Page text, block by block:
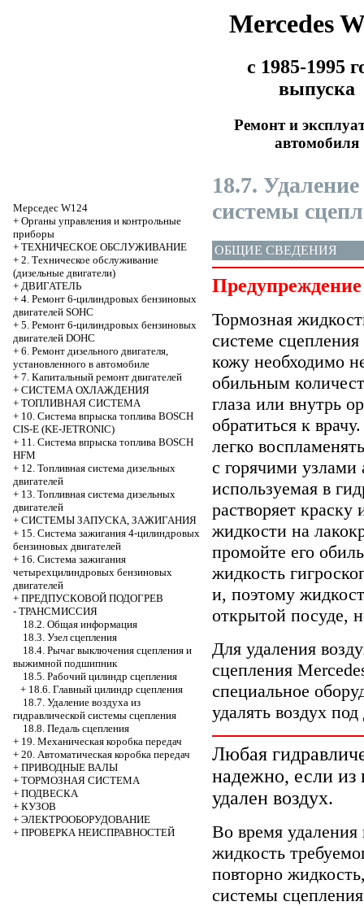
Mercedes
с 1985-1995
выпуска
Ремонт и
автомобиля
Мерседес W124
+ Органы управления и контрольные
приборы
+ ТЕХНИЧЕСКОЕ ОБСЛУЖИВАНИЕ
+ 2. Техническое обслуживание
(дизельные двигатели)
+ ДВИГАТЕЛЬ
+ 4. Ремонт 6-цилиндровых бензиновых
двигателей SOHC
+ 5. Ремонт 6-цилиндровых бензиновых
двигателей DOHC
+ 6. Ремонт дизельного двигателя,
установленного в автомобиле
+ 7. Капитальный ремонт двигателей
+ СИСТЕМА ОХЛАЖДЕНИЯ
+ ТОПЛИВНАЯ СИСТЕМА
+ 10. Система впрыска топлива BOSCH
CIS-E (KE-JETRONIC)
+ 11. Система впрыска топлива BOSCH
HFM
+ 12. Топливная система дизельных
двигателей
+ 13. Топливная система дизельных
двигателей
+ СИСТЕМЫ ЗАПУСКА, ЗАЖИГАНИЯ
+ 15. Система зажигания 4-цилиндровых
бензиновых двигателей
+ 16. Система зажигания
четырехцилиндровых бензиновых
двигателей
+ ПРЕДПУСКОВОЙ ПОДОГРЕВ
- ТРАНСМИССИЯ
18.2. Общая информация
18.3. Узел сцепления
18.4. Рычаг выключения сцепления и
выжимной подшипник
18.5. Рабочий цилиндр сцепления
+ 18.6. Главный цилиндр сцепления
18.7. Удаление воздуха из
гидравлической системы сцепления
18.8. Педаль сцепления
+ 19. Механическая коробка передач
+ 20. Автоматическая коробка передач
+ ПРИВОДНЫЕ ВАЛЫ
+ ТОРМОЗНАЯ СИСТЕМА
+ ПОДВЕСКА
+ КУЗОВ
+ ЭЛЕКТРООБОРУДОВАНИЕ
+ ПРОВЕРКА НЕИСПРАВНОСТЕЙ
18.7.
системы
ОБЩИЕ СВЕДЕНИЯ
Предупреждение
Тормозная
системе
кожу необходимо
обильным
глаза или внутрь
обратиться к
легко
с горячими
используемая в
растворяет
жидкости на
промойте его
жидкость
и, поэтому
открытой посуде,
Для удаления
сцепления
специальное
удалять воздух
Любая
надежно, если из
удален воздух.
Во время удаления
жидкость
повторно
системы